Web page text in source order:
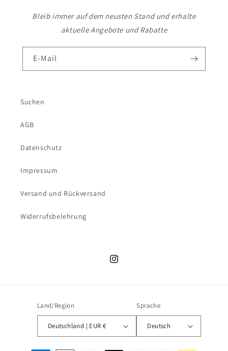
Bleib immer auf dem neusten Stand und erhalte
aktuelle Angebote und Rabatte
E-Mail
Suchen
AGB
Datenschutz
Impressum
Versand und Rückversand
Widerrufsbelehrung
Instagram
Land/Region
Deutschland | EUR €
Sprache
Deutsch